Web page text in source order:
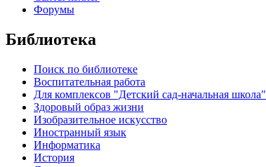
Форумы
Библиотека
Поиск по библиотеке
Воспитательная работа
Для комплексов "Детский сад-начальная школа"
Здоровый образ жизни
Изобразительное искусство
Иностранный язык
Информатика
История